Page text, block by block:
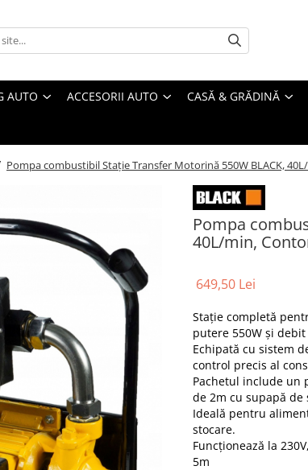
AUTO ACCESORII AUTO CASĂ & GRĂDINĂ
Pompa combustibil Stație Transfer Motorină 550W BLACK,
Pompa
40L/min,
649,50 Lei
Stație completă
putere 550W și
Echipată cu sistem
control precis al
Pachetul include un
de 2m cu supapă
Ideală pentru
stocare.
Funcționează la
5m